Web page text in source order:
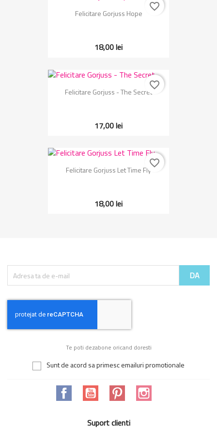
Felicitare Gorjuss Hope
18,00 lei
favorite_border
Felicitare Gorjuss - The Secret
17,00 lei
favorite_border
Felicitare Gorjuss Let Time Fly
18,00 lei
favorite_border
Te poti dezabone oricand doresti
Sunt de acord sa primesc emailuri promotionale
Facebook YouTube Pinterest
Suport clienti